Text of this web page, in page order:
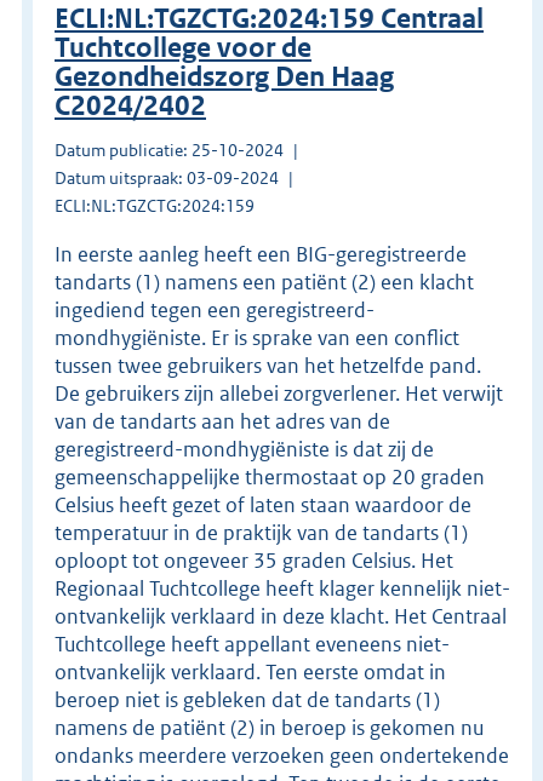
ECLI:NL:TGZCTG:2024:159 Centraal
Tuchtcollege voor de
Gezondheidszorg Den Haag
C2024/2402
Datum publicatie: 25-10-2024
Datum uitspraak: 03-09-2024
ECLI:NL:TGZCTG:2024:159
In eerste aanleg heeft een BIG-geregistreerde
tandarts (1) namens een patiënt (2) een klacht
ingediend tegen een geregistreerd-
mondhygiëniste. Er is sprake van een conflict
tussen twee gebruikers van het hetzelfde pand.
De gebruikers zijn allebei zorgverlener. Het verwijt
van de tandarts aan het adres van de
geregistreerd-mondhygiëniste is dat zij de
gemeenschappelijke thermostaat op 20 graden
Celsius heeft gezet of laten staan waardoor de
temperatuur in de praktijk van de tandarts (1)
oploopt tot ongeveer 35 graden Celsius. Het
Regionaal Tuchtcollege heeft klager kennelijk niet-
ontvankelijk verklaard in deze klacht. Het Centraal
Tuchtcollege heeft appellant eveneens niet-
ontvankelijk verklaard. Ten eerste omdat in
beroep niet is gebleken dat de tandarts (1)
namens de patiënt (2) in beroep is gekomen nu
ondanks meerdere verzoeken geen ondertekende